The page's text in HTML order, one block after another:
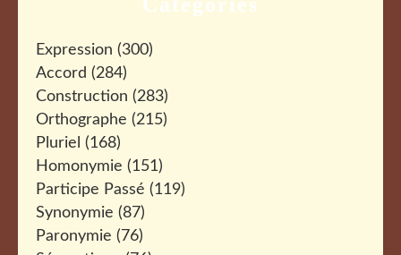
Expression (300)
Accord (284)
Construction (283)
Orthographe (215)
Pluriel (168)
Homonymie (151)
Participe Passé (119)
Synonymie (87)
Paronymie (76)